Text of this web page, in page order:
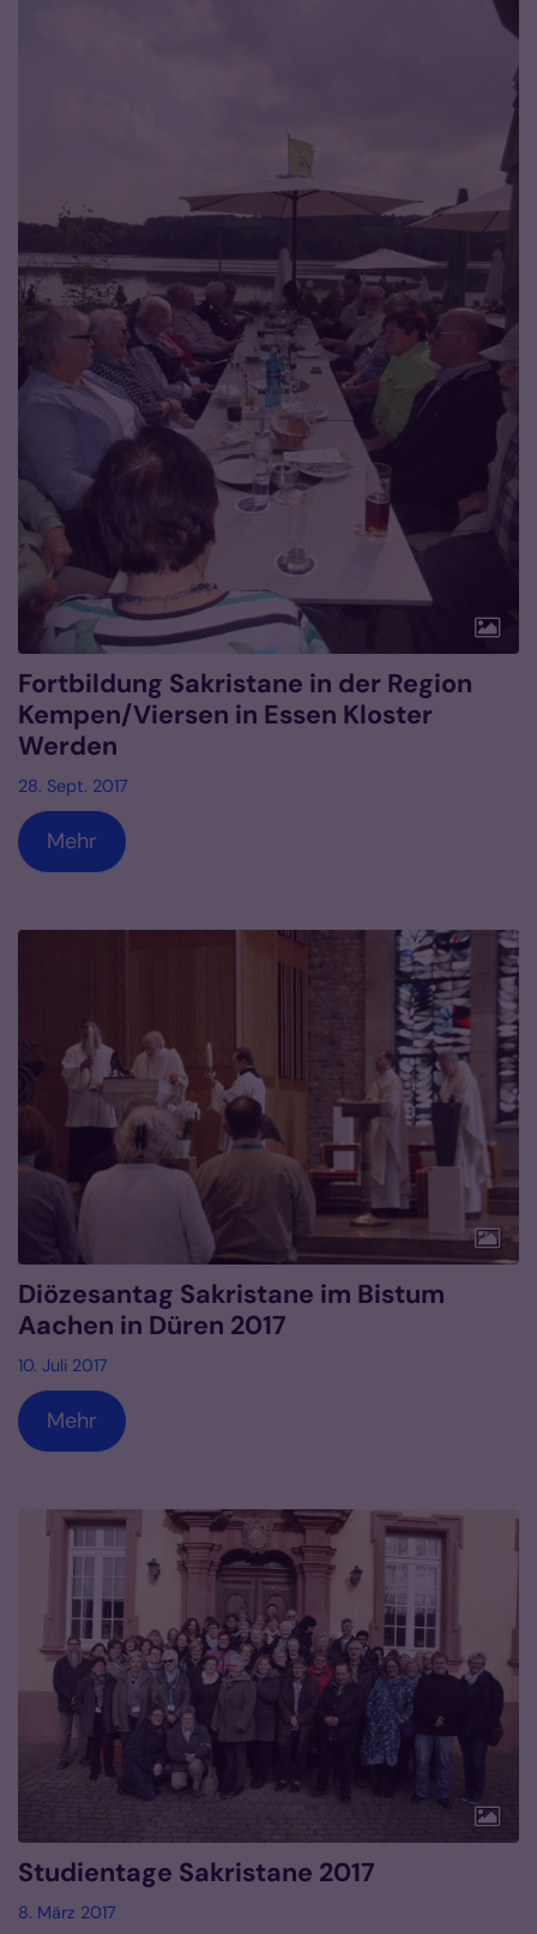
Fortbildung Sakristane in der Region
Kempen/Viersen in Essen Kloster
Werden
28. Sept. 2017
Mehr
Diözesantag Sakristane im Bistum
Aachen in Düren 2017
10. Juli 2017
Mehr
Studientage Sakristane 2017
8. März 2017